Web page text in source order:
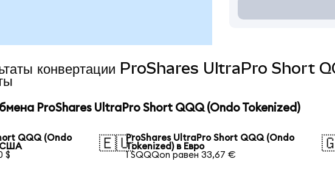
конвертации ProShares UltraPro Short
ProShares UltraPro Short QQQ (Ondo Tokenized)
QQQ (Ondo
США
$
🇪🇺ProShares UltraPro Short QQQ (Ondo
Tokenized) в Евро
1 SQQQon равен 33,67 €